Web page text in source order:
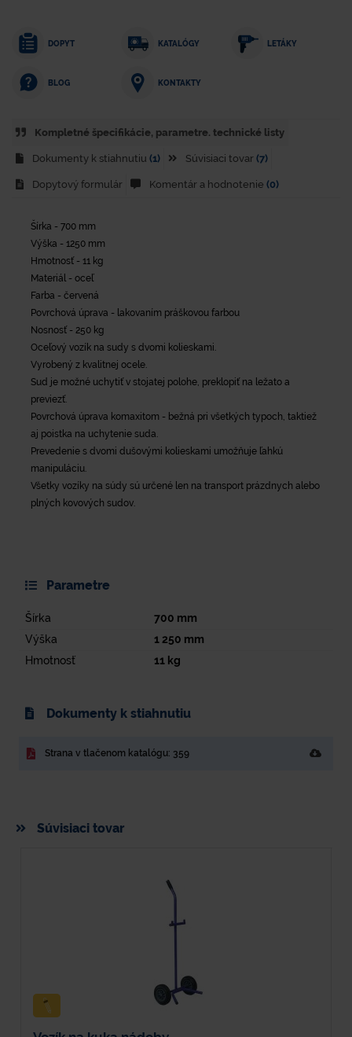
DOPYT KATALÓGY LETÁKY
BLOG KONTAKTY
Kompletné špecifikácie, parametre. technické listy
Dokumenty k stiahnutiu (1) Súvisiaci tovar (7)
Dopytový formulár Komentár a hodnotenie (0)
Šírka - 700 mm
Výška - 1250 mm
Hmotnosť - 11 kg
Materiál - oceľ
Farba - červená
Povrchová úprava - lakovaním práškovou farbou
Nosnosť - 250 kg
Oceľový vozík na sudy s dvomi kolieskami.
Vyrobený z kvalitnej ocele.
Sud je možné uchytiť v stojatej polohe, preklopiť na ležato a
previezť.
Povrchová úprava komaxitom - bežná pri všetkých typoch, taktiež
aj poistka na uchytenie suda.
Prevedenie s dvomi dušovými kolieskami umožňuje ľahkú
manipuláciu.
Všetky vozíky na súdy sú určené len na transport prázdnych alebo
plných kovových sudov.
Parametre
Šírka 700 mm
Výška
1 250 mm
Hmotnosť
11kg
Dokumenty k stiahnutiu
Strana v tlačenom katalógu: 359
Súvisiaci tovar